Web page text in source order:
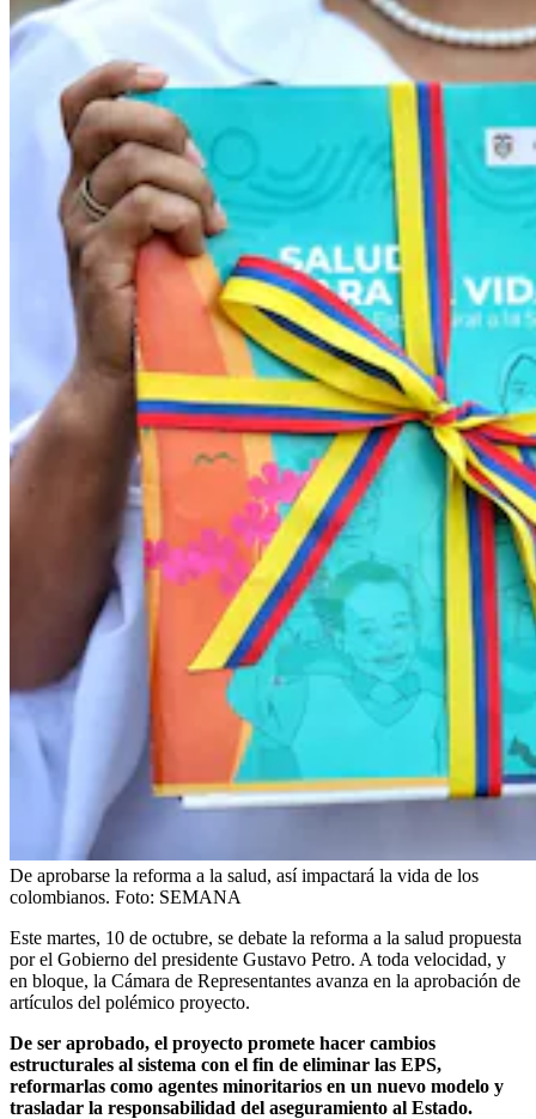
De aprobarse la reforma a la salud, así impactará la vida de los
colombianos. Foto: SEMANA
Este martes, 10 de octubre, se debate la reforma a la salud propuesta
por el Gobierno del presidente Gustavo Petro. A toda velocidad, y
en bloque, la Cámara de Representantes avanza en la aprobación de
artículos del polémico proyecto.
De ser aprobado, el proyecto promete hacer cambios
estructurales al sistema con el fin de eliminar las EPS,
reformarlas como agentes minoritarios en un nuevo modelo y
trasladar la responsabilidad del aseguramiento al Estado.